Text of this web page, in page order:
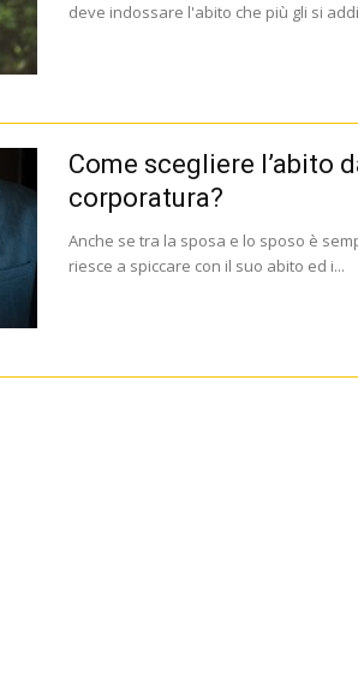
deve indossare l'abito che più gli si
Come scegliere l’abito
corporatura?
Anche se tra la sposa e lo sposo è
riesce a spiccare con il suo abito ed i...